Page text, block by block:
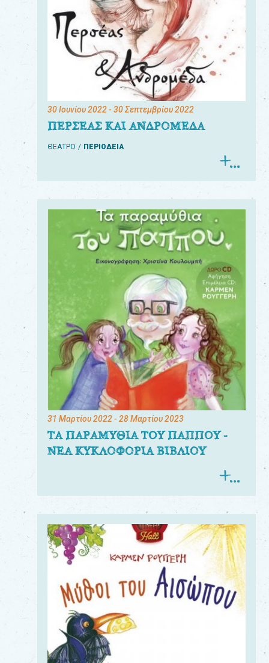
30 Ιουνίου 2022- 30 Σεπτεμβρίου 2022
ΠΕΡΣΕΑΣ ΚΑΙ ΑΝΔΡΟΜΕΔΑ
ΘΕΑΤΡΟ ΠΕΡΙΟΔΕΙΑ
31 Μαρτίου 2022- 28 Μαρτίου 2023
ΤΑ ΠΑΡΑΜΥΘΙΑ ΤΟΥ ΠΑΠΠΟΥ -
ΝΕΑ ΚΥΚΛΟΦΟΡΙΑ ΒΙΒΛΙΟΥ